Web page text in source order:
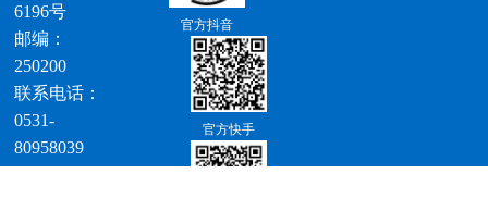
6196号
邮编：
250200
联系电话：
0531-
80958039
官方抖音
官方快手